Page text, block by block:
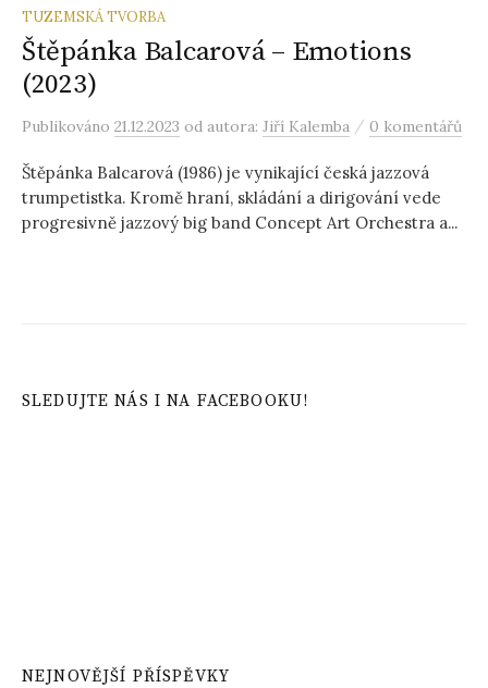
TUZEMSKÁ TVORBA
Štěpánka Balcarová – Emotions
(2023)
Publikováno 21.12.2023 od autora: Jiří Kalemba / 0 komentářů
Štěpánka Balcarová (1986) je vynikající česká jazzová
trumpetistka. Kromě hraní, skládání a dirigování vede
progresivně jazzový big band Concept Art Orchestra a...
SLEDUJTE NÁS I NA FACEBOOKU!
NEJNOVĚJŠÍ PŘÍSPĚVKY